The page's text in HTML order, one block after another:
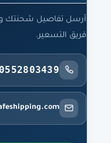
أرسل تفاصيل
فريق التسعير.
0552803439